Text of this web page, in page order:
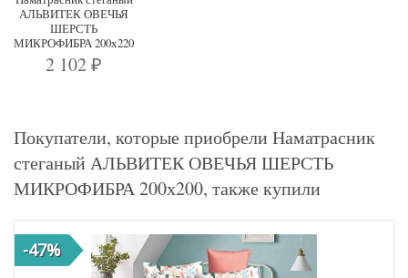
АЛЬВИТЕК ОВЕЧЬЯ
ШЕРСТЬ
МИКРОФИБРА 200х220
2 102₽
Покупатели, которые приобрели Наматрасник
стеганый АЛЬВИТЕК ОВЕЧЬЯ ШЕРСТЬ
МИКРОФИБРА 200х200, также купили
-47%